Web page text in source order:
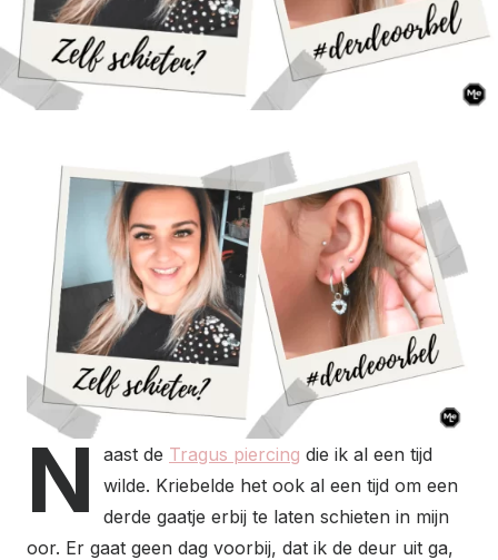
N aast de Tragus piercing die ik al een tijd
wilde. Kriebelde het ook al een tijd om een
derde gaatje erbij te laten schieten in mijn
oor. Er gaat geen dag voorbij, dat ik de deur uit ga,